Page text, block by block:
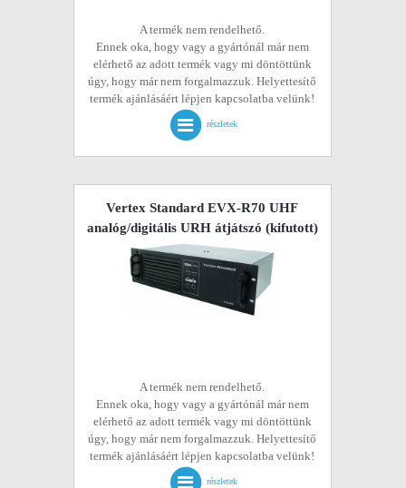
A termék nem rendelhető.
Ennek oka, hogy vagy a gyártónál már nem
elérhető az adott termék vagy mi döntöttünk
úgy, hogy már nem forgalmazzuk. Helyettesítő
termék ajánlásáért lépjen kapcsolatba velünk!
részletek
Vertex Standard EVX-R70 UHF
analóg/digitális URH átjátszó (kifutott)
A termék nem rendelhető.
Ennek oka, hogy vagy a gyártónál már nem
elérhető az adott termék vagy mi döntöttünk
úgy, hogy már nem forgalmazzuk. Helyettesítő
termék ajánlásáért lépjen kapcsolatba velünk!
részletek